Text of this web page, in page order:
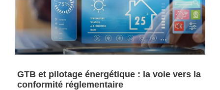
GTB et pilotage énergétique : la voie vers la
conformité réglementaire